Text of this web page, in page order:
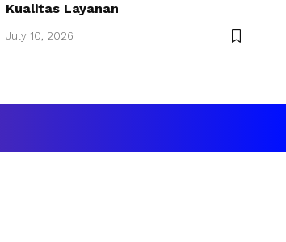
Kualitas Layanan
July 10, 2026